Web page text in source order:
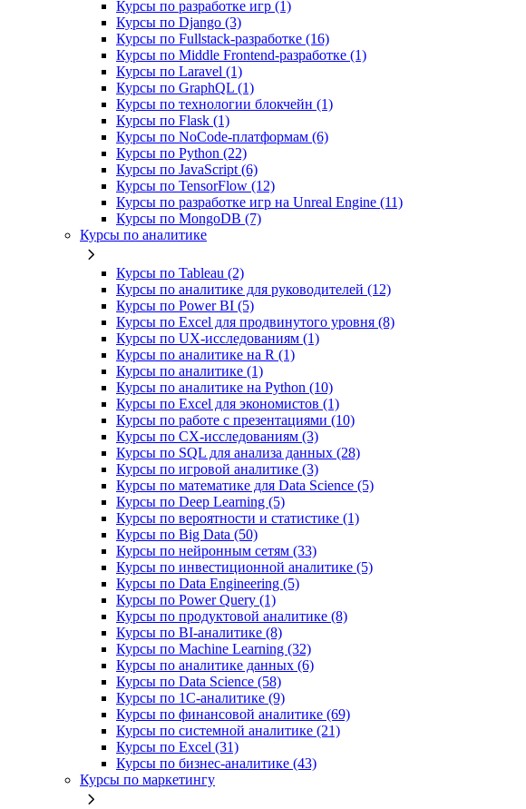
Курсы по разработке игр (1)
Курсы по Django (3)
Курсы по Fullstack‑разработке (16)
Курсы по Middle Frontend-разработке (1)
Курсы по Laravel (1)
Курсы по GraphQL (1)
Курсы по технологии блокчейн (1)
Курсы по Flask (1)
Курсы по NoCode‑платформам (6)
Курсы по Python (22)
Курсы по JavaScript (6)
Курсы по TensorFlow (12)
Курсы по разработке игр на Unreal Engine (11)
Курсы по MongoDB (7)
Курсы по аналитике
Курсы по Tableau (2)
Курсы по аналитике для руководителей (12)
Курсы по Power BI (5)
Курсы по Excel для продвинутого уровня (8)
Курсы по UX‑исследованиям (1)
Курсы по аналитике на R (1)
Курсы по аналитике (1)
Курсы по аналитике на Python (10)
Курсы по Excel для экономистов (1)
Курсы по работе с презентациями (10)
Курсы по CX-исследованиям (3)
Курсы по SQL для анализа данных (28)
Курсы по игровой аналитике (3)
Курсы по математике для Data Science (5)
Курсы по Deep Learning (5)
Курсы по вероятности и статистике (1)
Курсы по Big Data (50)
Курсы по нейронным сетям (33)
Курсы по инвестиционной аналитике (5)
Курсы по Data Engineering (5)
Курсы по Power Query (1)
Курсы по продуктовой аналитике (8)
Курсы по BI‑аналитике (8)
Курсы по Machine Learning (32)
Курсы по аналитике данных (6)
Курсы по Data Science (58)
Курсы по 1С‑аналитике (9)
Курсы по финансовой аналитике (69)
Курсы по системной аналитике (21)
Курсы по Excel (31)
Курсы по бизнес‑аналитике (43)
Курсы по маркетингу